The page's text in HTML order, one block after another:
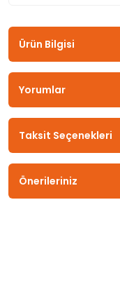
Ürün Bilgisi
Yorumlar
Taksit Seçenekleri
Önerileriniz